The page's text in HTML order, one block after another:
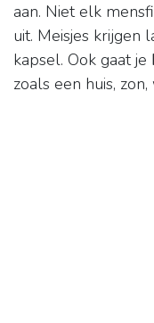
aan. Niet elk
uit. Meisjes krijgen
kapsel. Ook gaat je
zoals een huis,